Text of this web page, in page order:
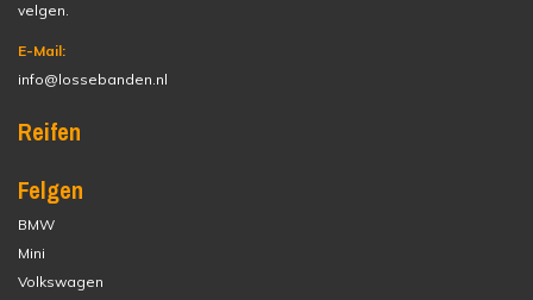
velgen.
E-Mail:
info@lossebanden.nl
Reifen
Felgen
BMW
Mini
Volkswagen